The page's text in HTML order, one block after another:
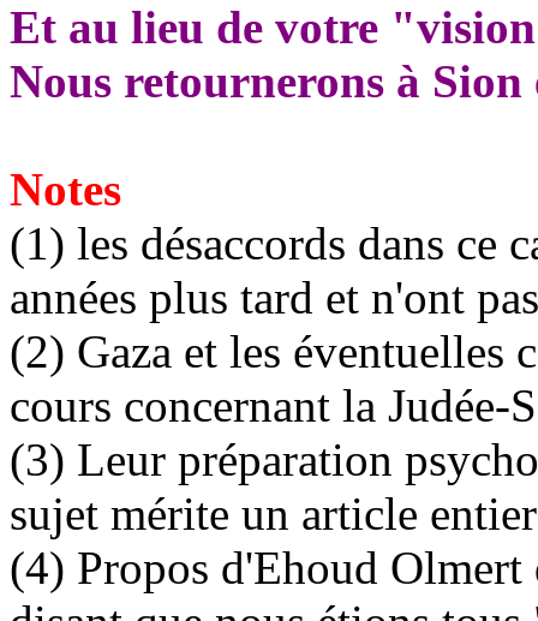
Et au lieu de votre
Nous retournerons à
Notes
(1) les désaccords dans ce
années plus tard et n'ont
(2) Gaza et les éventuelles
cours concernant la Judée-
(3) Leur préparation
sujet mérite un article entier
(4) Propos d'Ehoud Olmert